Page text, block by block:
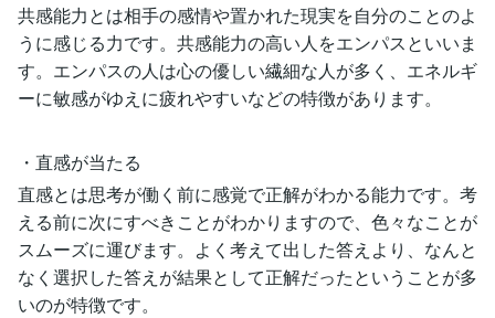
共感能力とは相手の感情や置かれた現実を自分のことのよ
うに感じる力です。共感能力の高い人をエンパスといいま
す。エンパスの人は心の優しい繊細な人が多く、エネルギ
ーに敏感がゆえに疲れやすいなどの特徴があります。
・直感が当たる
直感とは思考が働く前に感覚で正解がわかる能力です。考
える前に次にすべきことがわかりますので、色々なことが
スムーズに運びます。よく考えて出した答えより、なんと
なく選択した答えが結果として正解だったということが多
いのが特徴です。